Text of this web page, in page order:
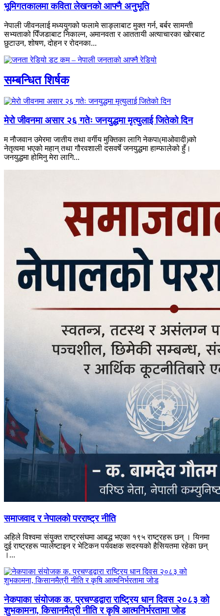
भूमिगतकालमा कविता लेखनको आफ्नै अनुभूति
नेपाली जीवनलाई मध्ययुगको फलामे साङ्लाबाट मुक्त गर्न, बर्बर सामन्ती
सभ्यताको पिँजडाबाट निकाल्न, अमानवता र आततायी अत्याचारका खोरबाट
छुटाउन, शोषण, दोहन र रोदनका...
सम्बन्धित शिर्षक
मेरो जीवनमा असार २६ गतेः जनयुद्धमा मृत्युलाई जितेको दिन
म नौजवान उमेरमा जातीय तथा वर्गीय मुक्तिका लागि नेकपा(माओवादी)को
नेतृत्वमा भएको महान् तथा गौरवशाली दसवर्षे जनयुद्धमा हाम्फालेको हुँ।
जनयुद्धमा होमिनु मेरा लागि...
समाजवाद र नेपालको परराष्ट्र नीति
अहिले विश्वमा संयुक्त राष्ट्रसंघमा आबद्ध भएका १९५ राष्ट्रहरू छन् । यिनमा
दुई राष्ट्रहरू प्यालेष्टाइन र भेटिकन पर्यवक्षक सदस्यको हैसियतमा रहेका छन्
।...
नेकपाका संयोजक क. प्रचण्डद्वारा राष्ट्रिय धान दिवस २०८३ को
शुभकामना, किसानमैत्री नीति र कृषि आत्मनिर्भरतामा जोड